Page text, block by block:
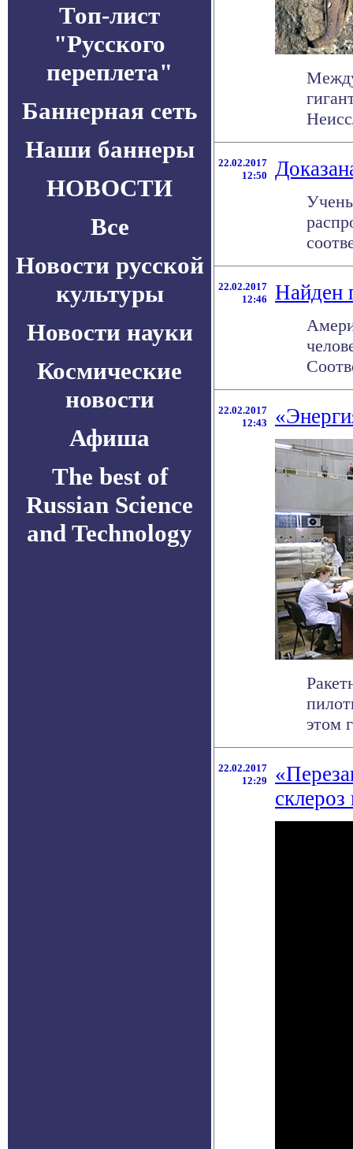
Топ-лист
"Русского
переплета"
Баннерная сеть
Наши баннеры
НОВОСТИ
Все
Новости русской
культуры
Новости науки
Космические
новости
Афиша
The best of
Russian Science
and Technology
22.02.2017
12:50
22.02.2017
12:46
Найден
22.02.2017
12:43
этом
22.02.2017
12:29
склероз